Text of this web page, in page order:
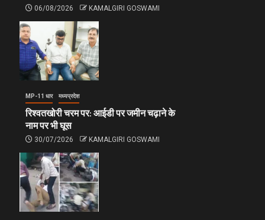
06/08/2026 KAMALGIRI GOSWAMI
MP-11 धार मध्यप्रदेश
रिश्वतखोरी चरम पर: आईडी पर जमीन चढ़ाने के
नाम पर भी घूस
30/07/2026 KAMALGIRI GOSWAMI